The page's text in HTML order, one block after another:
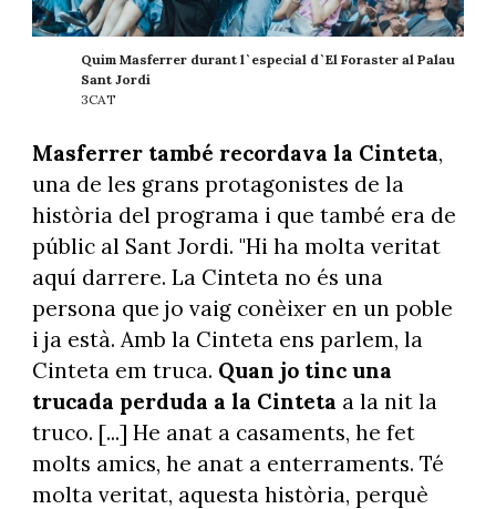
Quim Masferrer durant l`especial d`El Foraster al Palau
Sant Jordi
3CAT
Masferrer també recordava la Cinteta,
una de les grans protagonistes de la
història del programa i que també era de
públic al Sant Jordi. "Hi ha molta veritat
aquí darrere. La Cinteta no és una
persona que jo vaig conèixer en un poble
i ja està. Amb la Cinteta ens parlem, la
Cinteta em truca. Quan jo tinc una
trucada perduda a la Cinteta a la nit la
truco. [...] He anat a casaments, he fet
molts amics, he anat a enterraments. Té
molta veritat, aquesta història, perquè